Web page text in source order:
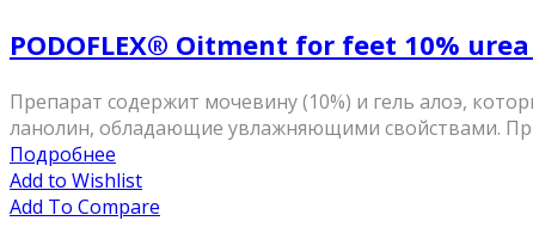
PODOFLEX® Oitment for feet 10%
Препарат содержит мочевину (10%) и гель алоэ,
ланолин, обладающие увлажняющими свойствами.
Подробнее
Add to Wishlist
Add To Compare